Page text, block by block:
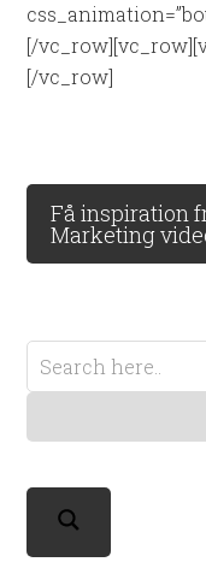
[/
[/vc_row]
Få inspiration
Marketing